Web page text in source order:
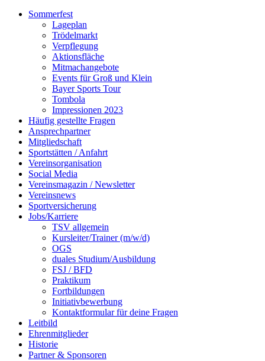
Sommerfest
Lageplan
Trödelmarkt
Verpflegung
Aktionsfläche
Mitmachangebote
Events für Groß und Klein
Bayer Sports Tour
Tombola
Impressionen 2023
Häufig gestellte Fragen
Ansprechpartner
Mitgliedschaft
Sportstätten / Anfahrt
Vereinsorganisation
Social Media
Vereinsmagazin / Newsletter
Vereinsnews
Sportversicherung
Jobs/Karriere
TSV allgemein
Kursleiter/Trainer (m/w/d)
OGS
duales Studium/Ausbildung
FSJ / BFD
Praktikum
Fortbildungen
Initiativbewerbung
Kontaktformular für deine Fragen
Leitbild
Ehrenmitglieder
Historie
Partner & Sponsoren